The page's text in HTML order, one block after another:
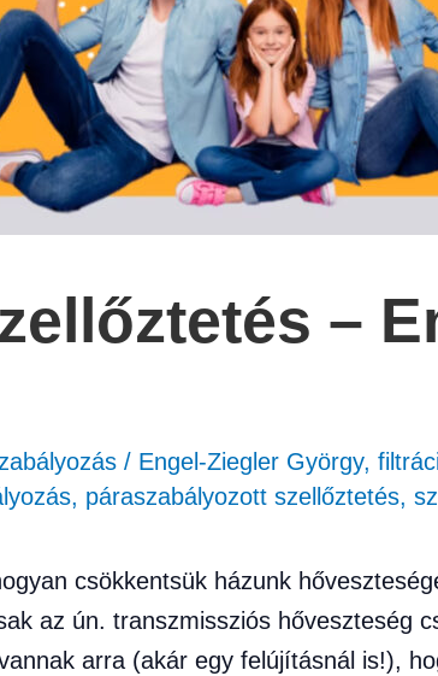
–
/ Engel-Ziegler György,
, páraszabályozott szellőztetés,
csökkentsük házunk
az ún. transzmissziós hőveszteség
arra (akár egy felújításnál is!),